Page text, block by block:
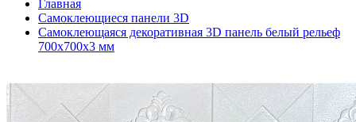
Главная
Самоклеющиеся панели 3D
Самоклеющаяся декоративная 3D панель белый рельеф
700x700x3 мм